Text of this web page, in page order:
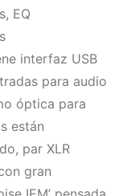
EQ
interfaz USB
para audio
óptica para
están
par XLR
gran